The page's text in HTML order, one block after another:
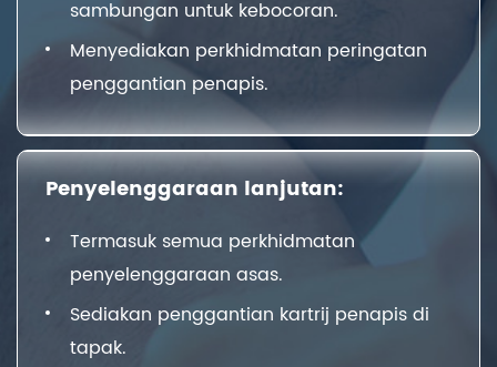
sambungan untuk kebocoran.
Menyediakan perkhidmatan peringatan
penggantian penapis.
Penyelenggaraan lanjutan:
Termasuk semua perkhidmatan
penyelenggaraan asas.
Sediakan penggantian kartrij penapis di
tapak.